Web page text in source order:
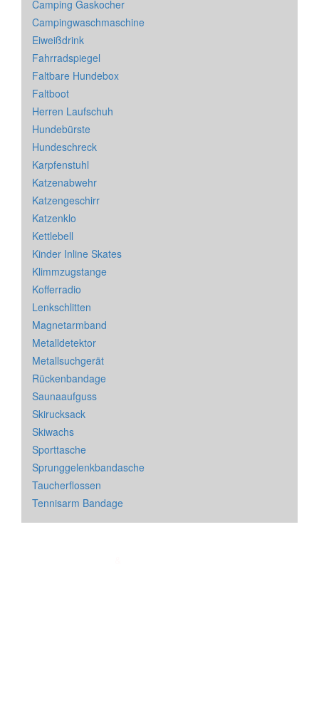
Camping Gaskocher
Campingwaschmaschine
Eiweißdrink
Fahrradspiegel
Faltbare Hundebox
Faltboot
Herren Laufschuh
Hundebürste
Hundeschreck
Karpfenstuhl
Katzenabwehr
Katzengeschirr
Katzenklo
Kettlebell
Kinder Inline Skates
Klimmzugstange
Kofferradio
Lenkschlitten
Magnetarmband
Metalldetektor
Metallsuchgerät
Rückenbandage
Saunaaufguss
Skirucksack
Skiwachs
Sporttasche
Sprunggelenkbandasche
Taucherflossen
Tennisarm Bandage